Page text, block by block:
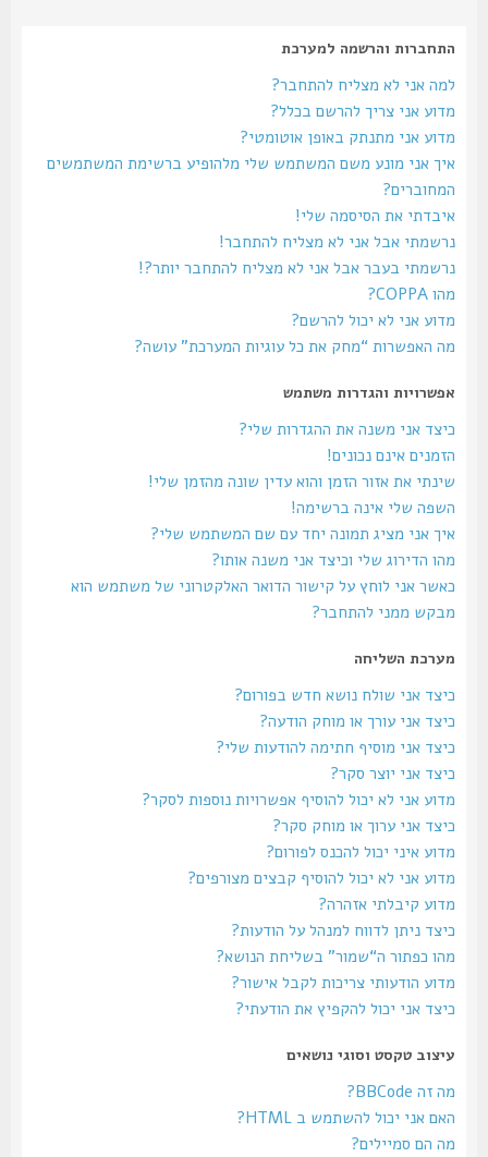
התחברות והרשמה למערכת
למה אני לא מצליח להתחבר?
מדוע אני צריך להרשם בכלל?
מדוע אני מתנתק באופן אוטומטי?
איך אני מונע משם המשתמש שלי מלהופיע ברשימת המשתמשים
המחוברים?
איבדתי את הסיסמה שלי!
נרשמתי אבל אני לא מצליח להתחבר!
נרשמתי בעבר אבל אני לא מצליח להתחבר יותר?!
מדוע אני לא יכול להרשם?
מה האפשרות “מחק את כל עוגיות המערכת” עושה?
אפשרויות והגדרות משתמש
כיצד אני משנה את ההגדרות שלי?
הזמנים אינם נכונים!
שינתי את אזור הזמן והוא עדין שונה מהזמן שלי!
השפה שלי אינה ברשימה!
איך אני מציג תמונה יחד עם שם המשתמש שלי?
מהו הדירוג שלי וכיצד אני משנה אותו?
כאשר אני לוחץ על קישור הדואר האלקטרוני של משתמש הוא
מבקש ממני להתחבר?
מערכת השליחה
כיצד אני שולח נושא חדש בפורום?
כיצד אני עורך או מוחק הודעה?
כיצד אני מוסיף חתימה להודעות שלי?
כיצד אני יוצר סקר?
מדוע אני לא יכול להוסיף אפשרויות נוספות לסקר?
כיצד אני ערוך או מוחק סקר?
מדוע איני יכול להכנס לפורום?
מדוע אני לא יכול להוסיף קבצים מצורפים?
מדוע קיבלתי אזהרה?
כיצד ניתן לדווח למנהל על הודעות?
מהו כפתור ה“שמור” בשליחת הנושא?
מדוע הודעותי צריכות לקבל אישור?
כיצד אני יכול להקפיץ את הודעתי?
עיצוב טקסט וסוגי נושאים
מה זה BBCode?
האם אני יכול להשתמש ב HTML?
מה הם סמיילים?